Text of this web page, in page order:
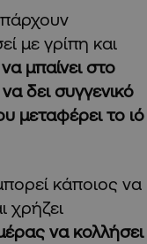
με γρίπη και
μπαίνει στο
δει συγγενικό
μεταφέρει το ιό
κάποιος να
χρήζει
να κολλήσει